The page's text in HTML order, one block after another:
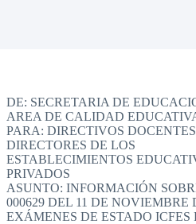
DE: SECRETARIA DE
AREA DE CALIDAD
PARA: DIRECTIVOS
DIRECTORES DE LOS
ESTABLECIMIENTOS
PRIVADOS
ASUNTO: INFORMACIÓN
000629 DEL 11 DE NOVIEMBRE
EXÁMENES DE ESTADO